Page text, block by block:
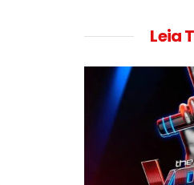
Leia